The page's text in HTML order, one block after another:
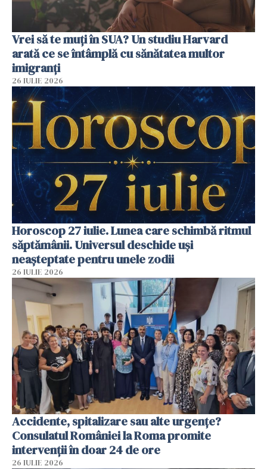
Vrei să te muți în SUA? Un studiu Harvard
arată ce se întâmplă cu sănătatea multor
imigranți
26 IULIE 2026
Horoscop 27 iulie. Lunea care schimbă ritmul
săptămânii. Universul deschide uși
neașteptate pentru unele zodii
26 IULIE 2026
Accidente, spitalizare sau alte urgențe?
Consulatul României la Roma promite
intervenții în doar 24 de ore
26 IULIE 2026